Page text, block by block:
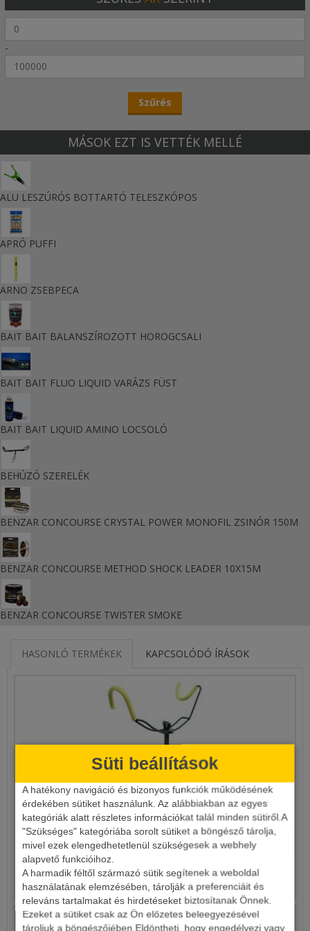
Süti beállítások
A hatékony navigáció és bizonyos funkciók működésének
érdekében sütiket használunk. Az alábbiakban az egyes
kategóriák alatt részletes információkat talál minden sütiről.A
"Szükséges" kategóriába sorolt sütiket a böngésző tárolja,
mivel ezek elengedhetetlenül szükségesek a webhely
alapvető funkcióihoz.
A harmadik féltől származó sütik segítenek a weboldal
használatának elemzésében, tárolják a preferenciáit és
releváns tartalmakat és hirdetéseket biztosítanak Önnek.
Ezeket a sütiket csak az Ön előzetes beleegyezésével
tároljuk a böngészőjében.Eldöntheti, hogy engedélyezi vagy
-
MÁSOK EZT IS VETTÉK MELLÉ
ALU LESZÚRÓS BOTTARTÓ TELESZKÓPOS
APRÓ PUFFI
ARNO ZSEBPECA
BAIT BAIT BALANSZÍROZOTT HOROGCSALI
BAIT BAIT FLUO LIQUID VARÁZS FÜST
BAIT BAIT LIQUID AMINO LOCSOLÓ
BEHÚZÓ SZERELÉK
BENZAR CONCOURSE CRYSTAL POWER MONOFIL ZSINÓR 150M
BENZAR CONCOURSE METHOD SHOCK LEADER 10X15M
BENZAR CONCOURSE TWISTER SMOKE
HASONLÓ TERMÉKEK KAPCSOLÓDÓ ÍRÁSOK
BOTTARTÓ ÍVES LESZÚRÓS DP-50
2 690 Ft
Részletek